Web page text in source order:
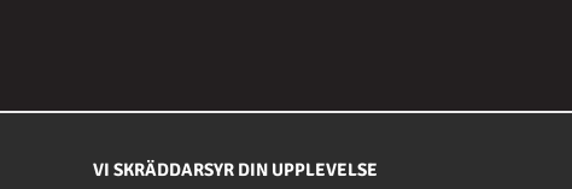
VI SKRÄDDARSYR DIN UPPLEVELSE